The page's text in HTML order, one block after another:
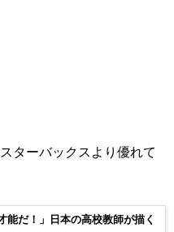
ターバックスより優れて
能だ！」日本の高校教師が描く